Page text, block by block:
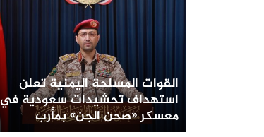
القوات المسلحة اليمنية تعلن
استهداف تحشيدات سعودية في
معسكر «صحن الجن» بمأرب